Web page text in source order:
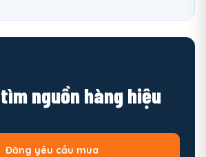
nguồn hàng hiệu
Đăng yêu cầu mua